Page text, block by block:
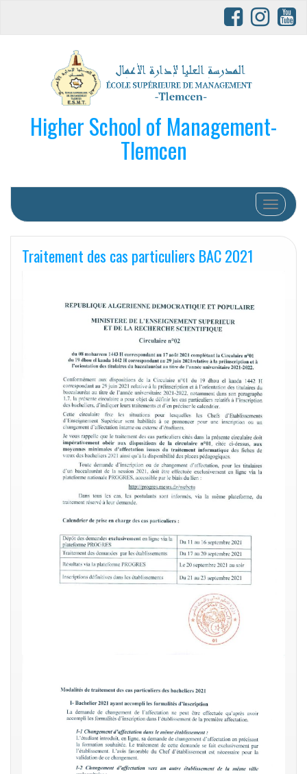
Higher School of Management-
Tlemcen
Afficher/
Traitement des cas particuliers BAC 2021